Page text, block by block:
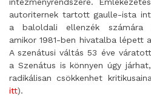
autoriternek tartott gaulle-ista
a baloldali ellenzék számára
amikor 1981-ben hivatalba lépett
A szenátusi váltás 53 éve
a Szenátus is könnyen úgy
radikálisan csökkenhet
itt).